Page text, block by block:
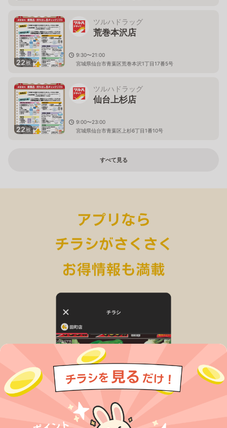
22枚
ツルハドラッグ
荒巻本沢店
9:30〜21:00
宮城県仙台市青葉区荒巻本沢1丁目17番5号
22枚
ツルハドラッグ
仙台上杉店
9:00〜23:00
宮城県仙台市青葉区上杉6丁目1番10号
すべて見る